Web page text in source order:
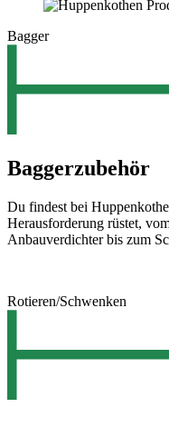
Bagger
Baggerzubehör
Du findest bei
Herausforderung rüstet,
Anbauverdichter bis zum
Rotieren/Schwenken